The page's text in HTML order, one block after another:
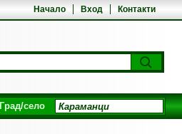
Начало Вход Контакти
Град/село